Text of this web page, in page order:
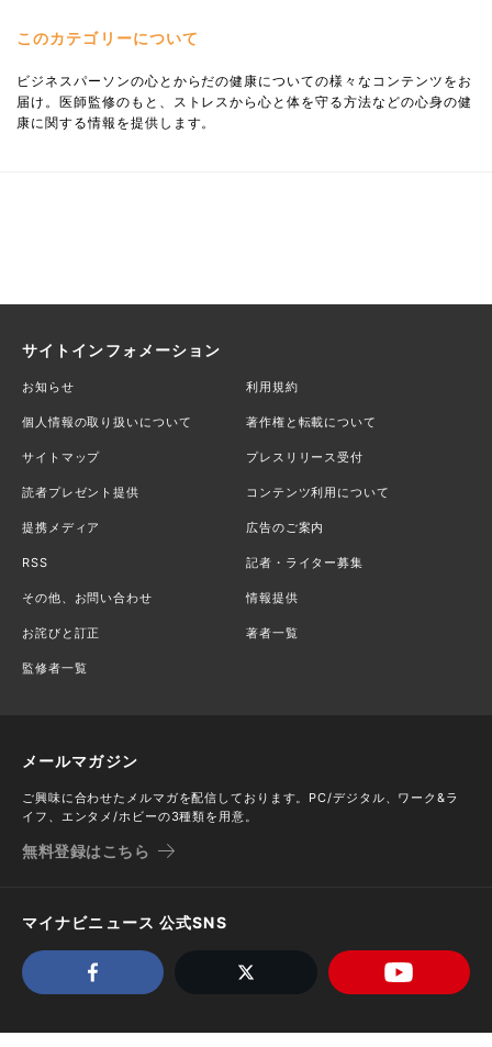
このカテゴリーについて
ビジネスパーソンの心とからだの健康についての様々なコンテンツをお
届け。医師監修のもと、ストレスから心と体を守る方法などの心身の健
康に関する情報を提供します。
サイトインフォメーション
お知らせ 利用規約
個人情報の取り扱いについて 著作権と転載について
サイトマップ プレスリリース受付
読者プレゼント提供 コンテンツ利用について
提携メディア 広告のご案内
RSS 記者・ライター募集
その他、お問い合わせ 情報提供
お詫びと訂正 著者一覧
監修者一覧
メールマガジン
ご興味に合わせたメルマガを配信しております。PC/デジタル、ワーク&ラ
イフ、エンタメ/ホビーの3種類を用意。
無料登録はこちら
マイナビニュース 公式SNS